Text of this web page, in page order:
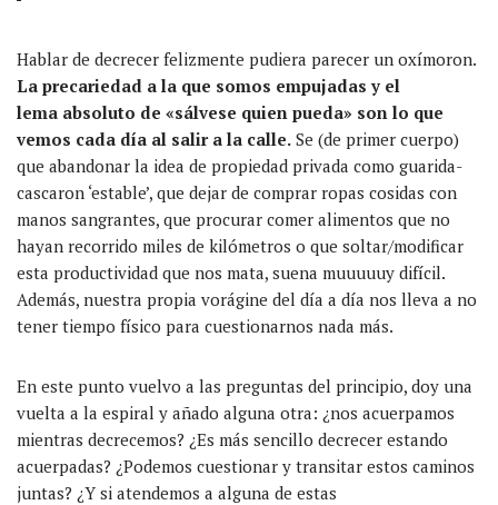
Hablar de decrecer felizmente pudiera parecer un oxímoron.
La precariedad a la que somos empujadas y el
lema absoluto de «sálvese quien pueda» son lo que
vemos cada día al salir a la calle. Se (de primer cuerpo)
que abandonar la idea de propiedad privada como guarida-
cascaron ‘estable’, que dejar de comprar ropas cosidas con
manos sangrantes, que procurar comer alimentos que no
hayan recorrido miles de kilómetros o que soltar/modificar
esta productividad que nos mata, suena muuuuuy difícil.
Además, nuestra propia vorágine del día a día nos lleva a no
tener tiempo físico para cuestionarnos nada más.
En este punto vuelvo a las preguntas del principio, doy una
vuelta a la espiral y añado alguna otra: ¿nos acuerpamos
mientras decrecemos? ¿Es más sencillo decrecer estando
acuerpadas? ¿Podemos cuestionar y transitar estos caminos
juntas? ¿Y si atendemos a alguna de estas